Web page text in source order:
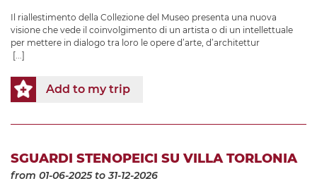
Il riallestimento della Collezione del Museo presenta una nuova
visione che vede il coinvolgimento di un artista o di un intellettuale
per mettere in dialogo tra loro le opere d’arte, d’architettur
[...]
Add to my trip
SGUARDI STENOPEICI SU VILLA TORLONIA
from 01-06-2025to 31-12-2026